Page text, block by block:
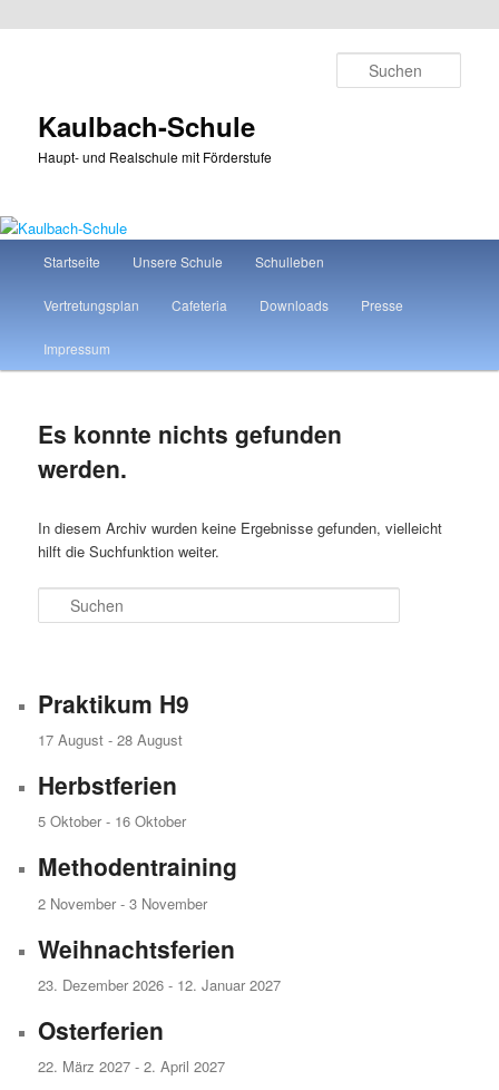
Kaulbach-Schule
Haupt- und Realschule mit Förderstufe
Startseite Unsere Schule Schulleben
Vertretungsplan Cafeteria Downloads Presse
Impressum
Es konnte nichts gefunden
werden.
In diesem Archiv wurden keine Ergebnisse gefunden, vielleicht
hilft die Suchfunktion weiter.
Suchen
Praktikum H9
17 August -28 August
Herbstferien
5 Oktober - 16 Oktober
Methodentraining
2 November -3 November
Weihnachtsferien
23. Dezember 2026 - 12. Januar 2027
Osterferien
22. März 2027 -2. April 2027